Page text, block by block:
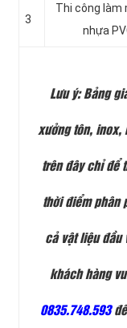
3
Thi công làm
nhựa
Lưu ý: Bảng
xưởng tôn, inox,
trên đây chỉ để
thời điểm phân
cả vật liệu đầu
khách hàng
0835.748.593để